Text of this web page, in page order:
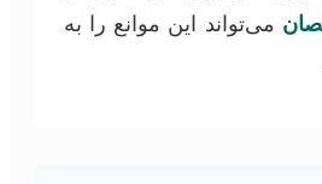
می‌تواند این موانع را به